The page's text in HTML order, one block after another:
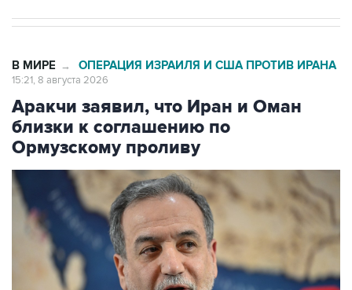
В МИРЕ → ОПЕРАЦИЯ ИЗРАИЛЯ И США ПРОТИВ ИРАНА
15:21, 8 августа 2026
Аракчи заявил, что Иран и Оман
близки к соглашению по
Ормузскому проливу